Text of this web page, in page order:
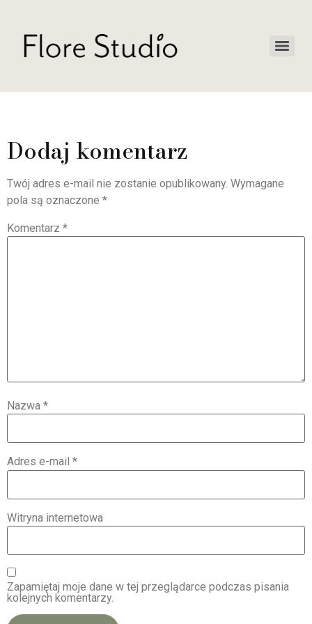
Dodaj komentarz
Twój adres e-mail nie zostanie opublikowany. Wymagane
pola są oznaczone *
Komentarz *
Nazwa *
Adres e-mail *
Witryna internetowa
Zapamiętaj moje dane w tej przeglądarce podczas pisania
kolejnych komentarzy.